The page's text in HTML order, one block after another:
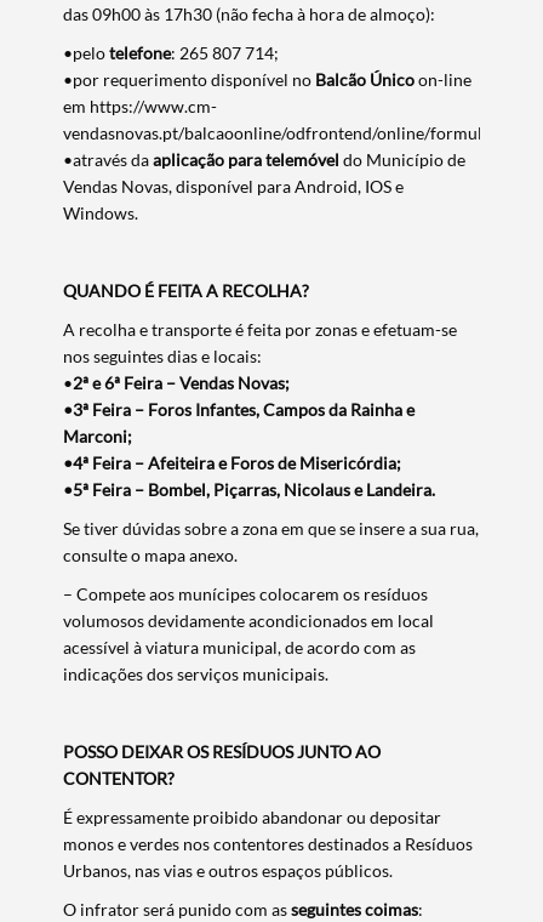
Termo de Pesquisa
das 09h00 às 17h30 (não fecha à hora de almoço):
•pelotelefone: 265 807 714;
•por requerimento disponível no Balcão Únicoon-line
em https://www.cm-
vendasnovas.pt/balcaoonline/odfrontend/online/formulario/10
•através daaplicação para telemóvel do Município de
Vendas Novas, disponível para Android, IOS e
Windows.
QUANDO É FEITA A RECOLHA?
A recolha e transporte é feita por zonas e efetuam-se
nos seguintes dias e locais:
•2ª e 6ª Feira – Vendas Novas;
•3ª Feira – Foros Infantes, Campos da Rainha e
Marconi;
•4ª Feira – Afeiteira e Foros de Misericórdia;
•5ª Feira – Bombel, Piçarras, Nicolaus e Landeira.
Se tiver dúvidas sobre a zona em que se insere a sua rua,
consulte o mapa anexo.
– Compete aos munícipes colocarem os resíduos
volumosos devidamente acondicionados em local
acessível à viatura municipal, de acordo com as
indicações dos serviços municipais.
POSSO DEIXAR OS RESÍDUOS JUNTO AO
CONTENTOR?
É expressamente proibido abandonar ou depositar
monos e verdes nos contentores destinados a Resíduos
Urbanos, nas vias e outros espaços públicos.
O infrator será punido com asseguintes coimas: